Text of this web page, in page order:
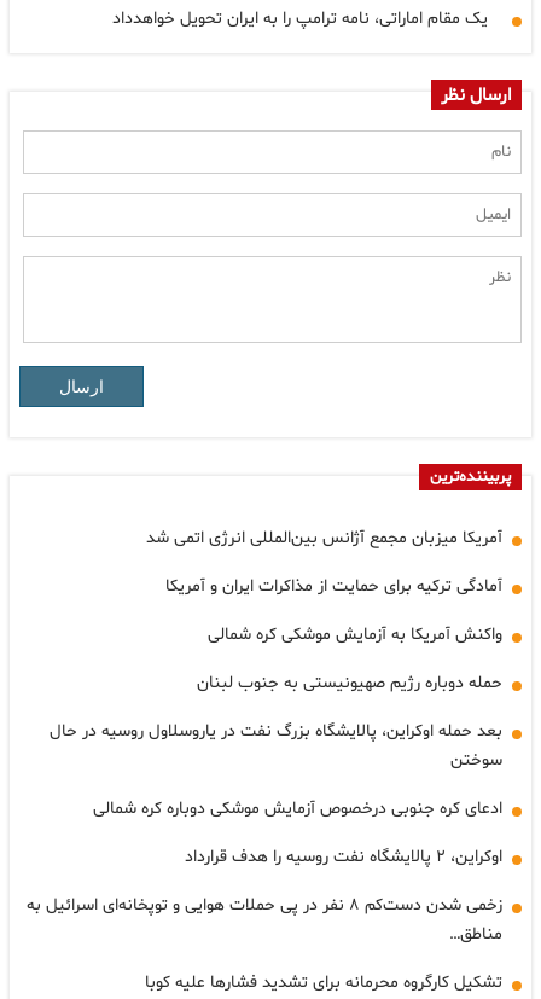
یک مقام اماراتی، نامه ترامپ را به ایران تحویل خواهدداد
ارسال نظر
ارسال
پربیننده‌ترین
آمریکا میزبان مجمع آژانس بین‌المللی انرژی اتمی شد
آمادگی ترکیه برای حمایت از مذاکرات ایران و آمریکا
واکنش آمریکا به آزمایش موشکی کره شمالی
حمله دوباره رژیم صهیونیستی به جنوب لبنان
بعد حمله اوکراین، پالایشگاه بزرگ نفت در یاروسلاول روسیه در حال
سوختن
ادعای کره جنوبی درخصوص آزمایش موشکی دوباره کره شمالی
اوکراین، ۲ پالایشگاه نفت روسیه را هدف قرارداد
زخمی شدن دست‌کم ۸ نفر در پی حملات هوایی و توپخانه‌ای اسرائیل به
مناطق…
تشکیل کارگروه محرمانه برای تشدید فشارها علیه کوبا